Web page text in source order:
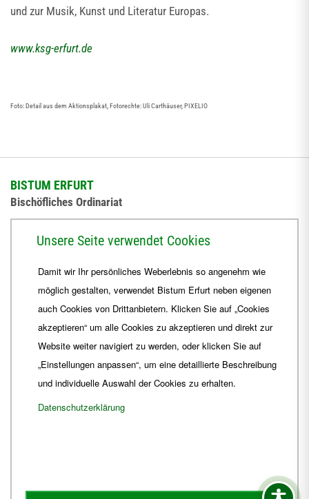
und zur Musik, Kunst und Literatur Europas.
www.ksg-erfurt.de
Foto: Detail aus dem Aktionsplakat, Fotorechte: Uli Carthäuser, PIXELIO
BISTUM ERFURT
Bischöfliches Ordinariat
+49 361 6572-444
ordinariat Bistum-Erfurt.de
Unsere Seite verwendet Cookies
Damit wir Ihr persönliches Weberlebnis so angenehm wie
möglich gestalten, verwendet Bistum Erfurt neben eigenen
auch Cookies von Drittanbietern. Klicken Sie auf „Cookies
akzeptieren“ um alle Cookies zu akzeptieren und direkt zur
Website weiter navigiert zu werden, oder klicken Sie auf
„Einstellungen anpassen“, um eine detaillierte Beschreibung
und individuelle Auswahl der Cookies zu erhalten.
Datenschutzerklärung